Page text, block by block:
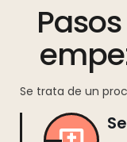
Se trata de un